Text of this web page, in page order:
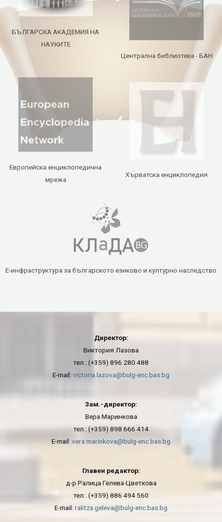
БЪЛГАРСКА АКАДЕМИЯ НА
НАУКИТЕ
Централна библиотека - БАН
Европейска енциклопедична
мрежа
Хърватска енциклопедия
Е-инфраструктура за българското езиково и културно наследство
Директор:
Виктория Лазова
тел.: (+359) 896 280 488
E-mail: victoria.lazova@bulg-enc.bas.bg
Зам.-директор:
Вера Маринкова
тел.: (+359) 898 666 414
E-mail: vera.marinkova@bulg-enc.bas.bg
Главен редактор:
д-р Ралица Гелева-Цветкова
тел.: (+359) 886 494 560
E-mail: ralitza.geleva@bulg-enc.bas.bg